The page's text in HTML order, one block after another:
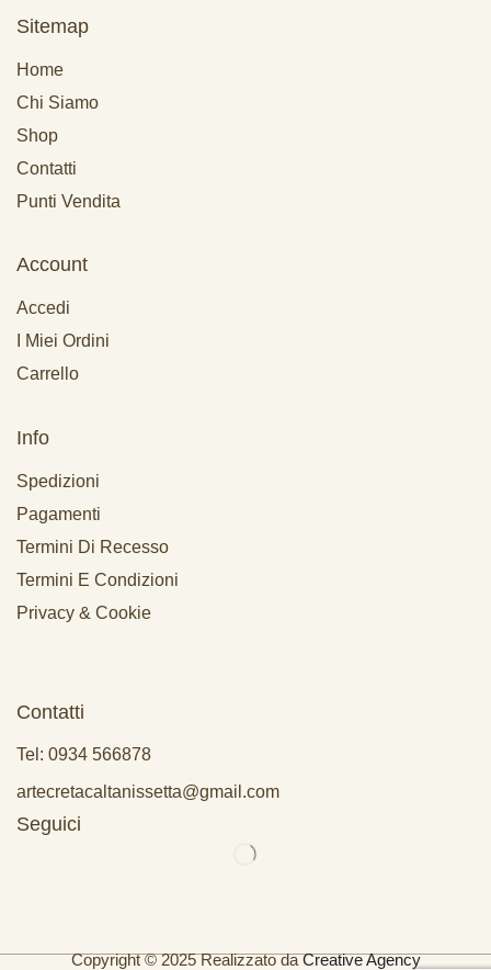
Sitemap
Home
Chi Siamo
Shop
Contatti
Punti Vendita
Account
Accedi
I Miei Ordini
Carrello
Info
Spedizioni
Pagamenti
Termini Di Recesso
Termini E Condizioni
Privacy & Cookie
Contatti
Tel: 0934 566878
artecretacaltanissetta@gmail.com
Seguici
Copyright © 2025 Realizzato daCreative Agency